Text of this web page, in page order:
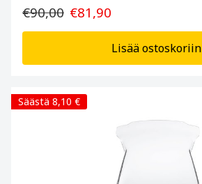
€90,00 €81,90
Lisää ostoskoriin
Säästä 8,10 €